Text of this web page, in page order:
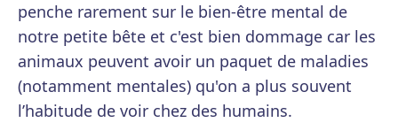
penche rarement sur le bien-être mental de
notre petite bête et c'est bien dommage car les
animaux peuvent avoir un paquet de maladies
(notamment mentales) qu'on a plus souvent
l’habitude de voir chez des humains.